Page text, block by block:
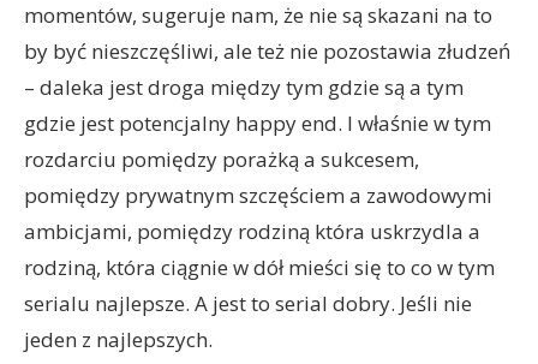
momentów, sugeruje nam, że nie są skazani na to
by być nieszczęśliwi, ale też nie pozostawia złudzeń
– daleka jest droga między tym gdzie są a tym
gdzie jest potencjalny happy end. I właśnie w tym
rozdarciu pomiędzy porażką a sukcesem,
pomiędzy prywatnym szczęściem a zawodowymi
ambicjami, pomiędzy rodziną która uskrzydla a
rodziną, która ciągnie w dół mieści się to co w tym
serialu najlepsze. A jest to serial dobry. Jeśli nie
jeden z najlepszych.